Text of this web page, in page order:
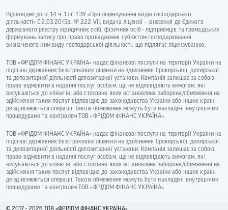
Відповідно до п. 1-1 ч. 1 ст. 1 ЗУ «Про ліцензування видів господарської
діяльності» 02.03.2015р. № 222-VII, видача ліцензії — внесення до Єдиного
державного реєстру юридичних осіб, фізичних осіб - підприємців та громадських
формувань запису про право провадження суб’єктом господарювання
визначеного ним виду господарської діяльності, що підлягає ліцензуванню.
ТОВ «ФРІДОМ ФІНАНС УКРАЇНА» надає фінансові послуги на території України на
підставі державних безстрокових ліцензій на здійснення брокерської, дилерської
та депозитарної діяльності депозитарної установи. Компанія залишає за собою
право відмовити в наданні послуг особам, що не відповідають вимогам, які
висуваються до клієнтів, або стосовно яких встановлена заборона/обмеження на
здійснення таких послуг відповідно до законодавства України або інших країн,
де здійснюються операції. Також обмеження можуть бути накладені внутрішніми
процедурами та контролем ТОВ «ФРІДОМ ФІНАНС УКРАЇНА».
ТОВ «ФРІДОМ ФІНАНС УКРАЇНА» надає фінансові послуги на території України на
підставі державних безстрокових ліцензій на здійснення брокерської, дилерської
та депозитарної діяльності депозитарної установи. Компанія залишає за собою
право відмовити в наданні послуг особам, що не відповідають вимогам, які
висуваються до клієнтів, або стосовно яких встановлена заборона/обмеження на
здійснення таких послуг відповідно до законодавства України або інших країн,
де здійснюються операції. Також обмеження можуть бути накладені внутрішніми
процедурами та контролем ТОВ «ФРІДОМ ФІНАНС УКРАЇНА».
© 2017 - 2026 ТОВ «ФРIДОМ ФІНАНС УКРАЇНА»